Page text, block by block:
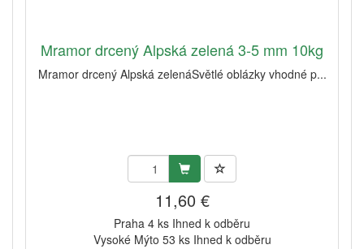
Mramor drcený Alpská zelená 3-5 mm 10kg
Mramor drcený Alpská zelenáSvětlé oblázky vhodné p...
11,60 €
Praha 4 ks Ihned k odběru
Vysoké Mýto 53 ks Ihned k odběru